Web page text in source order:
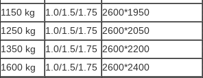
1150 kg
1.0/1.5/1.75 2600*1950
1250 kg
1.0/1.5/1.75 2600*2050
1350 kg
1.0/1.5/1.75 2600*2200
1600 kg
1.0/1.5/1.75 2600*2400